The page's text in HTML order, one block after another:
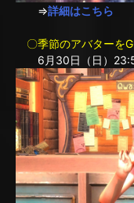
⇒詳細はこちら
〇季節のアバターを
6月30日（日）